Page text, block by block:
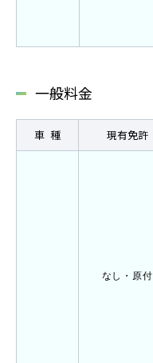
各校紹介
一般料金
車種 現有免許
なし・原付